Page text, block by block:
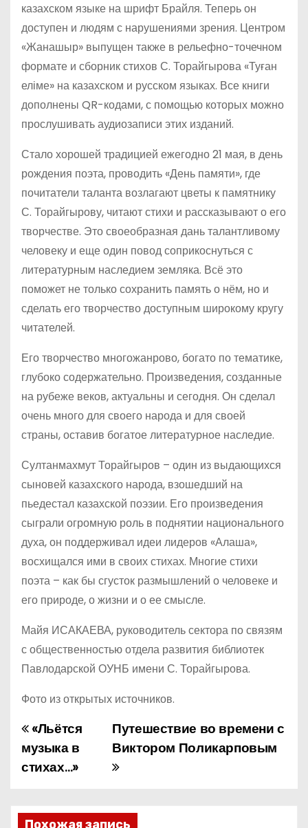
казахском языке на шрифт Брайля. Теперь он
доступен и людям с нарушениями зрения. Центром
«Жанашыр» выпущен также в рельефно-точечном
формате и сборник стихов С. Торайгырова «Туған
еліме» на казахском и русском языках. Все книги
дополнены QR-кодами, с помощью которых можно
прослушивать аудиозаписи этих изданий.
Стало хорошей традицией ежегодно 21 мая, в день
рождения поэта, проводить «День памяти», где
почитатели таланта возлагают цветы к памятнику
С. Торайгырову, читают стихи и рассказывают о его
творчестве. Это своеобразная дань талантливому
человеку и еще один повод соприкоснуться с
литературным наследием земляка. Всё это
поможет не только сохранить память о нём, но и
сделать его творчество доступным широкому кругу
читателей.
Его творчество многожанрово, богато по тематике,
глубоко содержательно. Произведения, созданные
на рубеже веков, актуальны и сегодня. Он сделал
очень много для своего народа и для своей
страны, оставив богатое литературное наследие.
Султанмахмут Торайгыров – один из выдающихся
сыновей казахского народа, взошедший на
пьедестал казахской поэзии. Его произведения
сыграли огромную роль в поднятии национального
духа, он поддерживал идеи лидеров «Алаша»,
восхищался ими в своих стихах. Многие стихи
поэта – как бы сгусток размышлений о человеке и
его природе, о жизни и о ее смысле.
Майя ИСАКАЕВА, руководитель сектора по связям
с общественностью отдела развития библиотек
Павлодарской ОУНБ имени С. Торайгырова.
Фото из открытых источников.
Н
а
и
Путешествие во времени с
Виктором Поликарповым
«Льётся
музыка в
стихах…»
Похожая запись